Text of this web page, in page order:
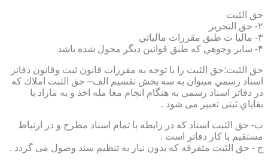
حق الثبت
۲- حق التحرير
۳- ماليا ت طبق مقررات مالياتي
۴- ساير وجوهي كه طبق قوانين ديگر محول شده باشد
حق الثبت:حق الثبت را با توجه به مقررات قانون ثبت وقانون دفاتر
اسناد رسمي ميتوان به سه بخش تقسيم الف– حق الثبت املاك كه
در دفاتر اسناد رسمي به هنگام انجام معا مله اخذ و به مازاد يا
بقاياي ثبتی تعبیر می شود .
ب- حق الثبت اسناد كه در رابطه با تمام اسناد مطرح و در ارتباط
مستقيم با كار دفاتر است .
ج - حق الثبت متفرقه كه بدون نياز به تنظیم سند وصول می گردد .